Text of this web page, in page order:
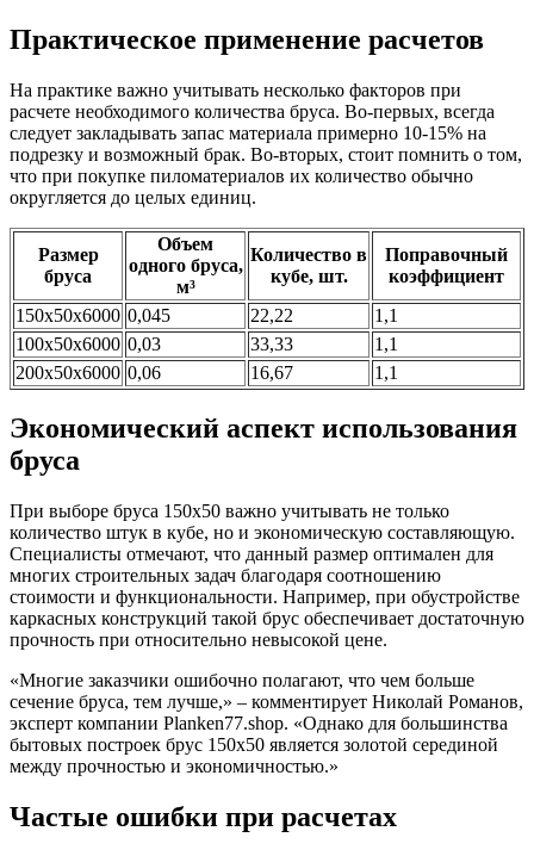
Практическое применение расчетов
На практике важно учитывать несколько факторов при
расчете необходимого количества бруса. Во-первых, всегда
следует закладывать запас материала примерно 10-15% на
подрезку и возможный брак. Во-вторых, стоит помнить о том,
что при покупке пиломатериалов их количество обычно
округляется до целых единиц.
Размер
бруса
Объем
одного бруса,
м³
Количество в
кубе, шт.
Поправочный
коэффициент
150х50х6000 0,045 22,22
1,1
100х50х6000 0,03 33,33
1,1
200х50х6000 0,06 16,67 1,1
Экономический аспект использования
бруса
При выборе бруса 150х50 важно учитывать не только
количество штук в кубе, но и экономическую составляющую.
Специалисты отмечают, что данный размер оптимален для
многих строительных задач благодаря соотношению
стоимости и функциональности. Например, при обустройстве
каркасных конструкций такой брус обеспечивает достаточную
прочность при относительно невысокой цене.
«Многие заказчики ошибочно полагают, что чем больше
сечение бруса, тем лучше,» – комментирует Николай Романов,
эксперт компании Planken77.shop. «Однако для большинства
бытовых построек брус 150х50 является золотой серединой
между прочностью и экономичностью.»
Частые ошибки при расчетах